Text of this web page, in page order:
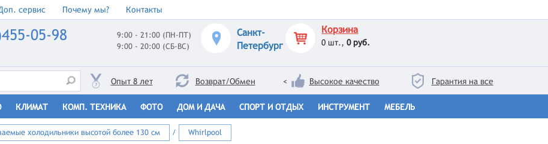
сервис Почему мы? Контакты
05-98
9:00 - 21:00 (ПН-ПТ)
9:00 - 20:00 (СБ-ВС)
Санкт-
Петербург
Корзина
0 шт.,0 руб.
Опыт 8 лет Возврат/Обмен < Высокое качество Гарантия на все
КЛИМАТ КОМП. ТЕХНИКА ФОТО ДОМ И ДАЧА СПОРТ И ОТДЫХ ИНСТРУМЕНТ МЕБЕЛЬ
холодильники высотой более 130 см / Whirlpool